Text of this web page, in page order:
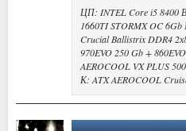
ЦП: INTEL Core i5 8400
1660TI STORMX OC
Crucial Ballistrix DDR4
970EVO 250 Gb +
AEROCOOL VX PLUS
К: ATX AEROCOOL